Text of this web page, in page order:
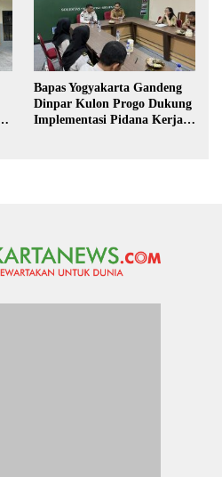
Bapas Yogyakarta Gandeng
Dinpar Kulon Progo Dukung
Implementasi Pidana Kerja